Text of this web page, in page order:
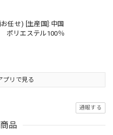
任せ) [生産国]:中国
リエステル100％
プリで見る
通報する
品